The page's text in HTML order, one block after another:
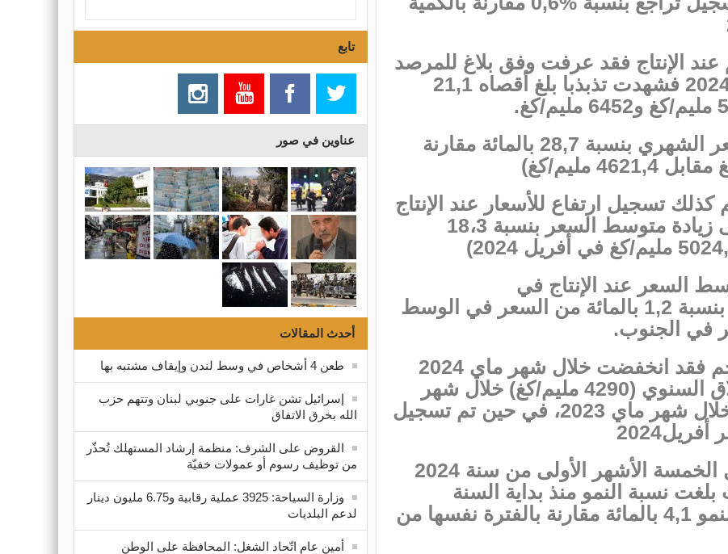
عند الإنتاج فقد عرفت وفق بلاغ للمرصد
الوطني للفلاحة، خلال شهر ماي 2024 فشهدت تذبذبا بلغ أقصاه 21,1
ورافق ذلك، ارتفاع لمتوسط السعر الشهري بنسبة 28,7 بالمائة مقارنة
كذلك تسجيل ارتفاع للأسعار عند الإنتاج
خلال شهر ماي 2024 مما أدى إلى زيادة متوسط السعر بنسبة 18،3
السعر عند الإنتاج في
الشمال(5967,4 مليم/كغ )، أعلى بنسبة 1,2 بالمائة من السعر في الوسط
وفيما يتعلق بكلفة انتاج دجاج اللحم فقد انخفضت خلال شهر ماي 2024
بنسبة 7,7 بالمائة باحتساب الانزلاق السنوي (4290 مليم/كغ) خلال شهر
ماي 2024 مقابل 4650 مليم/كغ خلال شهر ماي 2023، في حين تم تسجيل
وحافظ إنتاج بيض الاستهلاك خلال الخمسة الأشهر الأولى من سنة 2024
نسبة النمو منذ بداية السنة
1,2 بالمائة في حين بلغت نسبة النمو 4,1 بالمائة مقارنة بالفترة نفسها من
تابع
عناوين في صور
أحدث المقالات
طعن 4 أشخاص في وسط لندن وإيقاف مشتبه بها
إسرائيل تشن غارات على جنوبي لبنان وتتهم حزب
الله بخرق الاتفاق
القروض على الشرف: منظمة إرشاد المستهلك تُحذّر
من توظيف رسوم أو عمولات خفيّة
وزارة السياحة: 3925 عملية رقابية و6.75 مليون دينار
لدعم البلديات
أمين عام اتّحاد الشغل: المحافظة على الوطن